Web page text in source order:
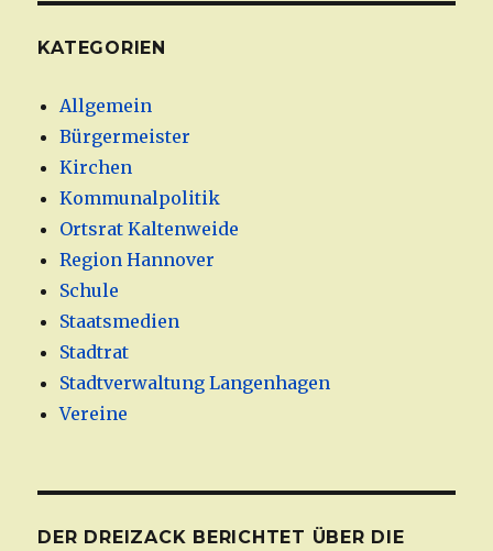
KATEGORIEN
Allgemein
Bürgermeister
Kirchen
Kommunalpolitik
Ortsrat Kaltenweide
Region Hannover
Schule
Staatsmedien
Stadtrat
Stadtverwaltung Langenhagen
Vereine
DER DREIZACK BERICHTET ÜBER DIE